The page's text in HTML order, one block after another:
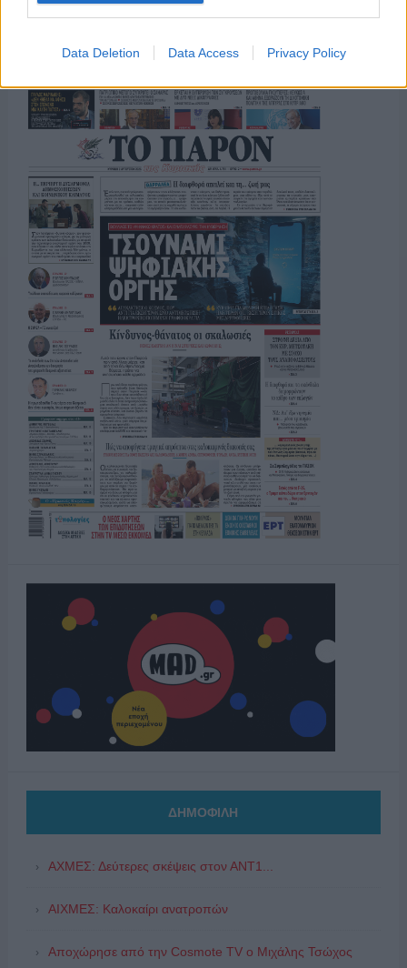
Data Deletion Data Access Privacy Policy
ΤΟ ΠΑΡΟΝ ΤΗΣ ΚΥΡΙΑΚΗΣ
ΔΗΜΟΦΙΛΗ
ΑΧΜΕΣ: Δεύτερες σκέψεις στον ΑΝΤ1...
ΑΙΧΜΕΣ: Καλοκαίρι ανατροπών
Αποχώρησε από την Cosmote TV o Μιχάλης Τσώχος